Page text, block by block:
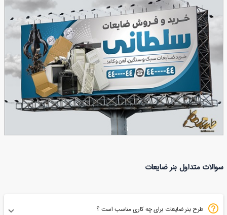
طرح بنر ضایعاتی
86
سوالات متداول بنر ضایعات
طرح بنر ضایعات برای چه کاری مناسب است ؟